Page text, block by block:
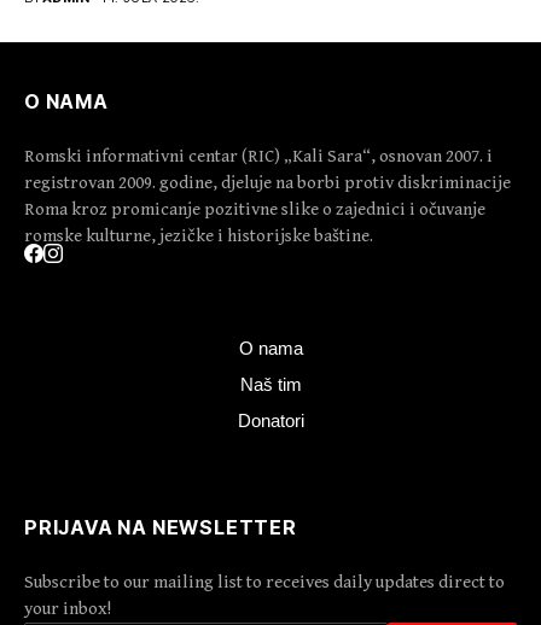
O NAMA
Romski informativni centar (RIC) „Kali Sara“, osnovan 2007. i
registrovan 2009. godine, djeluje na borbi protiv diskriminacije
Roma kroz promicanje pozitivne slike o zajednici i očuvanje
romske kulturne, jezičke i historijske baštine.
O nama
Naš tim
Donatori
PRIJAVA NA NEWSLETTER
Subscribe to our mailing list to receives daily updates direct to
your inbox!